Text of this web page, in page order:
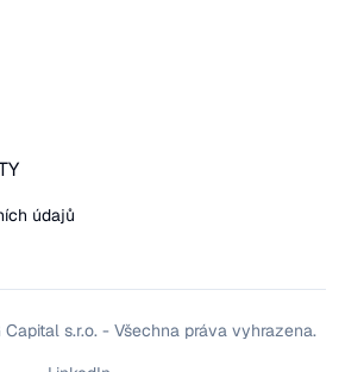
údajů
s.r.o. - Všechna práva vyhrazena.